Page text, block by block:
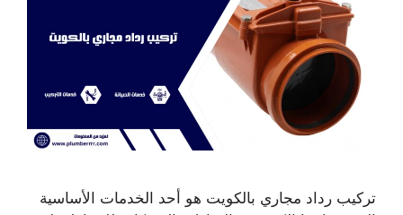
تركيب رداد مجاري بالكويت هو أحد الخدمات الأساسية